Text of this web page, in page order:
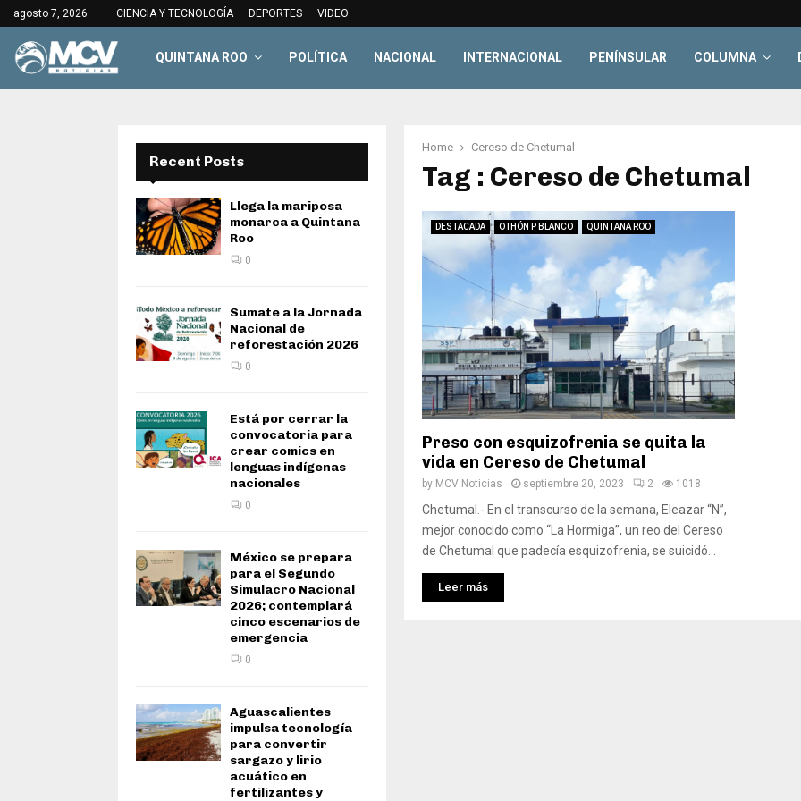
agosto 7, 2026 CIENCIA Y TECNOLOGÍA DEPORTES VIDEO
QUINTANA ROO POLÍTICA NACIONAL INTERNACIONAL PENÍNSULAR COLUMNA
Home Cereso de Chetumal
Tag : Cereso de Chetumal
DESTACADA OTHÓN P BLANCO QUINTANA ROO
Preso con esquizofrenia se quita la
vida en Cereso de Chetumal
by MCV Noticias septiembre 20, 2023 2 1018
Chetumal.- En el transcurso de la semana, Eleazar “N”,
mejor conocido como “La Hormiga”, un reo del Cereso
de Chetumal que padecía esquizofrenia, se suicidó...
Leer más
Recent Posts
Llega la mariposa
monarca a Quintana
Roo
0
Sumate a la Jornada
Nacional de
reforestación 2026
0
Está por cerrar la
convocatoria para
crear comics en
lenguas indígenas
nacionales
0
México se prepara
para el Segundo
Simulacro Nacional
2026; contemplará
cinco escenarios de
emergencia
0
Aguascalientes
impulsa tecnología
para convertir
sargazo y lirio
acuático en
fertilizantes y